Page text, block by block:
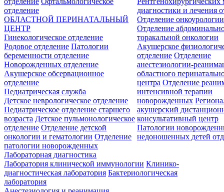
отделение
диагностики и лечения
Отделение онкоурологии
Отделение
торакальной онкологии
ОБЛАСТНОЙ ПЕРИНАТАЛЬНЫЙ
ЦЕНТР
Гинекологическое отделение
Родовое отделение Патологии
беременности отделение
Новорожденных отделение
Акушерское обсервационное
отделение
Акушерское
отделение Отделение
анестезиологии-
областного
центра Отделение
интенсивной терапии
новорожденных
акушерский
консультативный центр
Патологии
недоношенных детей
Педиатрическая служба
Детское неврологическое отделение
Педиатрическое отделение старшего
возраста Детское пульмонологическое
отделение Отделение детской
онкологии и гематологии Отделение
патологии новорожденных
Лабораторная диагностика
Лаборатория клинической иммунологии Клинико-
диагностическая лаборатория Бактериологическая
лаборатория